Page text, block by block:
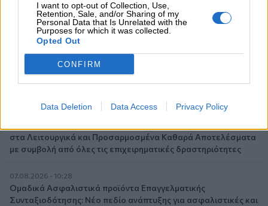
I want to opt-out of Collection, Use,
Retention, Sale, and/or Sharing of my
Personal Data that Is Unrelated with the
Purposes for which it was collected.
Opted Out
CONFIRM
Data Deletion Data Access Privacy Policy
07.08.2026 - 12:25
Allianz: Ισχυρές επιδόσεις στο α’ εξάμηνο του 2026 – Ο Oliver
Bäte συνδέει τα αποτελέσματα με το κλείσιμο του
«protection gap»
07.08.2026 - 12:12
Οι αισθητήρες βλέπουν καλύτερα από τον άνθρωπο. Πάντα;
στα Λειτουργικά και Προσαρμοσμένα Καθαρά Αποτελέσματα
με συμβολή από όλες τις επιχειρηματικές δραστηριότητες
07.08.2026 - 10:28
Ομαδικά Ασφαλιστικά προϊόντα Επαγγελματικής
Συνταξιοδότησης: Νέο πεδίο ανάπτυξης για ασφαλιστικές και